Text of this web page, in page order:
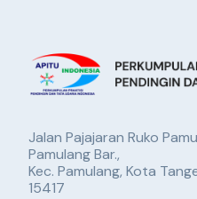
Jalan Pajajaran Ruko
Pamulang Bar.,
Kec. Pamulang, Kota
15417